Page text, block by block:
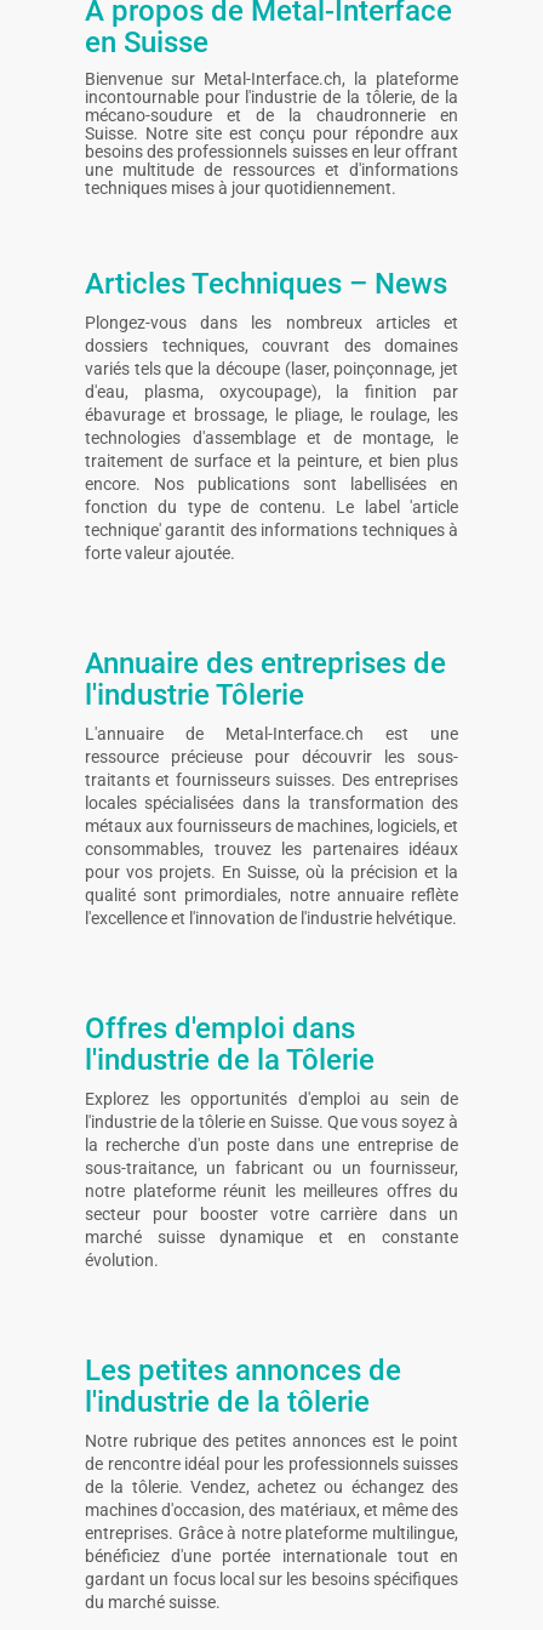
A propos de Metal-Interface
en Suisse
Bienvenue sur Metal-Interface.ch, la plateforme
incontournable pour l'industrie de la tôlerie, de la
mécano-soudure et de la chaudronnerie en
Suisse. Notre site est conçu pour répondre aux
besoins des professionnels suisses en leur offrant
une multitude de ressources et d'informations
techniques mises à jour quotidiennement.
Articles Techniques – News
Plongez-vous dans les nombreux articles et
dossiers techniques, couvrant des domaines
variés tels que la découpe (laser, poinçonnage, jet
d'eau, plasma, oxycoupage), la finition par
ébavurage et brossage, le pliage, le roulage, les
technologies d'assemblage et de montage, le
traitement de surface et la peinture, et bien plus
encore. Nos publications sont labellisées en
fonction du type de contenu. Le label 'article
technique' garantit des informations techniques à
forte valeur ajoutée.
Annuaire des entreprises de
l'industrie Tôlerie
L'annuaire de Metal-Interface.ch est une
ressource précieuse pour découvrir les sous-
traitants et fournisseurs suisses. Des entreprises
locales spécialisées dans la transformation des
métaux aux fournisseurs de machines, logiciels, et
consommables, trouvez les partenaires idéaux
pour vos projets. En Suisse, où la précision et la
qualité sont primordiales, notre annuaire reflète
l'excellence et l'innovation de l'industrie helvétique.
Offres d'emploi dans
l'industrie de la Tôlerie
Explorez les opportunités d'emploi au sein de
l'industrie de la tôlerie en Suisse. Que vous soyez à
la recherche d'un poste dans une entreprise de
sous-traitance, un fabricant ou un fournisseur,
notre plateforme réunit les meilleures offres du
secteur pour booster votre carrière dans un
marché suisse dynamique et en constante
évolution.
Les petites annonces de
l'industrie de la tôlerie
Notre rubrique des petites annonces est le point
de rencontre idéal pour les professionnels suisses
de la tôlerie. Vendez, achetez ou échangez des
machines d'occasion, des matériaux, et même des
entreprises. Grâce à notre plateforme multilingue,
bénéficiez d'une portée internationale tout en
gardant un focus local sur les besoins spécifiques
du marché suisse.